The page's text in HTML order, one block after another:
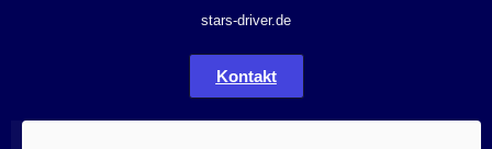
stars-driver.de
Kontakt